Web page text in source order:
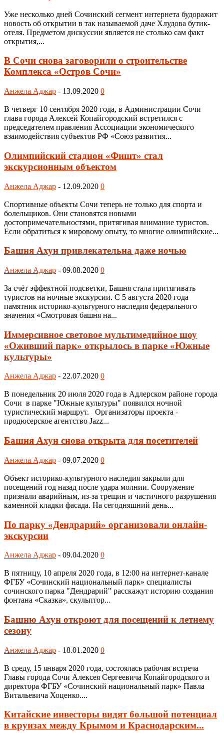
Уже несколько дней Сочинский сегмент интернета будоражит
новость об открытии в так называемой даче Хлудова бутик-
отеля. Предметом дискуссии является не столько сам факт
открытия,...
В Сочи снова заговорили о строительстве
Комплекса «Остров Сочи»
Анжела Аджар - 13.09.2020 0
В четверг 10 сентября 2020 года, в Администрации Сочи
глава города Алексей Копайгородский встретился с
председателем правления Ассоциации экономического
взаимодействия субъектов РФ «Союз развития...
Олимпийский стадион «Фишт» стал
экскурсионным объектом
Анжела Аджар - 12.09.2020 0
Спортивные объекты Сочи теперь не только для спорта и
болельщиков. Они становятся новыми
достопримечательностями, притягивая внимание туристов.
Если обратиться к мировому опыту, то многие олимпийские...
Башня Ахун привлекательна даже ночью
Анжела Аджар - 09.08.2020 0
За счёт эффектной подсветки, Башня стала притягивать
туристов на ночные экскурсии. С 5 августа 2020 года
памятник историко-культурного наследия федерального
значения «Смотровая башня на...
Иммерсивное световое мультимедийное шоу
«Оживший парк» открылось в парке «Южные
культуры»
Анжела Аджар - 22.07.2020 0
В понедельник 20 июля 2020 года в Адлерском районе города
Сочи в парке "Южные культуры" появился ночной
туристический маршрут. Организаторы проекта -
продюсерское агентство Jazz...
Башня Ахун снова открыта для посетителей
Анжела Аджар - 09.07.2020 0
Объект историко-культурного наследия закрыли для
посещений год назад после удара молнии. Сооружение
признали аварийным, из-за трещин и частичного разрушения
каменной кладки фасада. На сегодняшний день...
По парку «Дендрарий» организовали онлайн-
экскурсии
Анжела Аджар - 09.04.2020 0
В пятницу, 10 апреля 2020 года, в 12:00 на интернет-канале
ФГБУ «Сочинский национальный парк» специалисты
сочинского парка "Дендрарий" расскажут историю создания
фонтана «Сказка», скульптор...
Башню Ахун откроют для посещений к летнему
сезону
Анжела Аджар - 18.01.2020 0
В среду, 15 января 2020 года, состоялась рабочая встреча
Главы города Сочи Алексея Сергеевича Копайгородского и
директора ФГБУ «Сочинский национальный парк» Павла
Витальевича Хоценко....
Китайские инвесторы видят большой потенциал
в круизах между Крымом и Краснодарским...